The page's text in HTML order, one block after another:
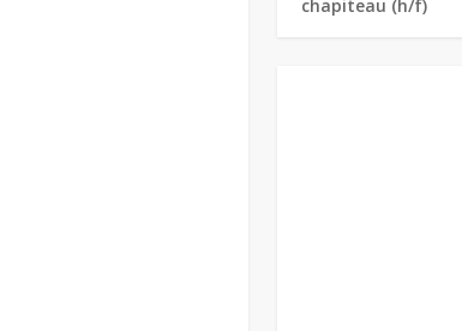
chapiteau (h/f)